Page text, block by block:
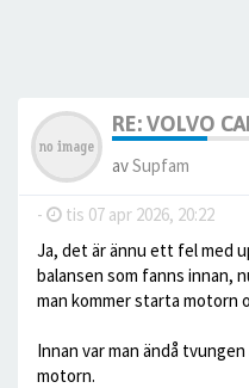
RE: VOLVO
avSupfam
- tis 07 apr 2026, 20:22
Ja, det är ännu ett fel med
balansen som fanns innan,
man kommer starta motorn
Innan var man ändå
motorn.